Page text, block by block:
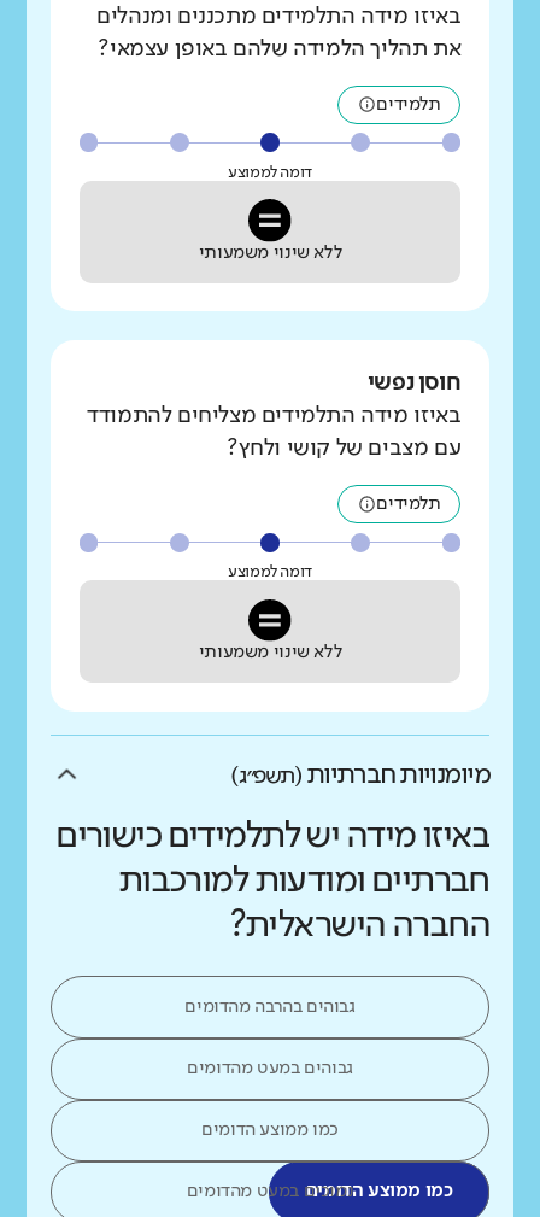
באיזו מידה התלמידים מתכננים ומנהלים
את תהליך הלמידה שלהם באופן עצמאי?
תלמידים
דומה לממוצע
ללא שינוי משמעותי
חוסן נפשי
באיזו מידה התלמידים מצליחים להתמודד
עם מצבים של קושי ולחץ?
תלמידים
דומה לממוצע
ללא שינוי משמעותי
מיומנויות חברתיות (תשפ״ג)
באיזו מידה יש לתלמידים כישורים
חברתיים ומודעות למורכבות
החברה הישראלית?
גבוהים בהרבה מהדומים
גבוהים במעט מהדומים
כמו ממוצע הדומים
כמו ממוצע הדומיםנמוכים במעט מהדומים